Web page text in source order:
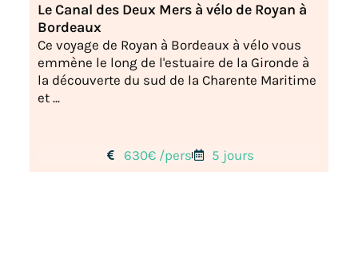
Le Canal des Deux Mers à vélo de Royan à
Bordeaux
Ce voyage de Royan à Bordeaux à vélo vous
emmène le long de l'estuaire de la Gironde à
la découverte du sud de la Charente Maritime
et ...
630€ /pers 5 jours